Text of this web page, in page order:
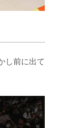
し前に出て